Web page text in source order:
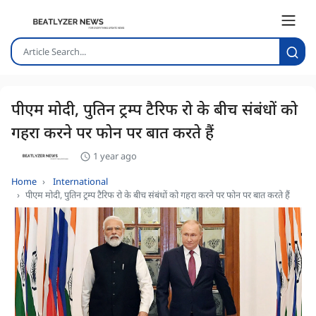
पीएम मोदी, पुतिन ट्रम्प टैरिफ रो के बीच संबंधों को
गहरा करने पर फोन पर बात करते हैं
1 year ago
Home
International
पीएम मोदी, पुतिन ट्रम्प टैरिफ रो के बीच संबंधों को गहरा करने पर फोन पर बात करते हैं